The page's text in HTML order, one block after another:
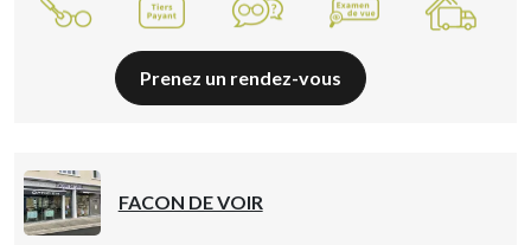
Prenez un rendez-vous
FACON DE VOIR